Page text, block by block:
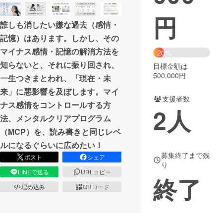
まちづくり・地域活性化
CAMPFIRE for Social Good
CAMPFIRE Creation
CAMPFIREふるさと納税
コミュニティ
誰しも消したい嫌な過去（感情・
記憶）はあります。しかし、その
マイナス感情・記憶の解消方法を
知らないと、それに振り回され、
一生つきまとわれ、「現在・未
来」に悪影響を及ぼします。マイ
ナス感情をコントロールする方
法、メンタルクリアプログラム
（MCP）を、読み書きと同じレベ
ルになるぐらいに広めたい！
ポスト
シェア
LINEで送る
URLコピー
埋め込み
QRコード
円
20%
目標金額は
500,000円
支援者数
2人
募集終了まで残
り
終了